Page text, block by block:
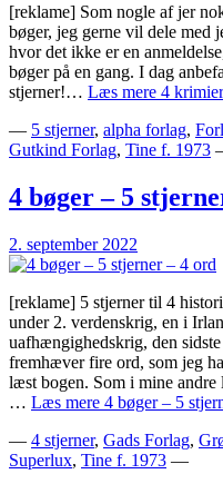
[reklame] Som nogle af jer
bøger, jeg gerne vil dele med
hvor det ikke er en
bøger på en gang. I dag
stjerner!… Læs mere 4
— 5 stjerner, alpha forlag,
Gutkind Forlag, Tine f. 1973
4 bøger – 5
2. september 2022
[reklame] 5 stjerner til 4
under 2. verdenskrig, en i
uafhængighedskrig, den
fremhæver fire ord, som jeg
læst bogen. Som i mine
… Læs mere 4 bøger – 5
— 4 stjerner, Gads Forlag,
Superlux, Tine f. 1973 —